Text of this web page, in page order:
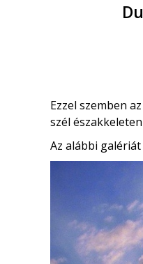
Ezzel szemben
szél
Az alábbi